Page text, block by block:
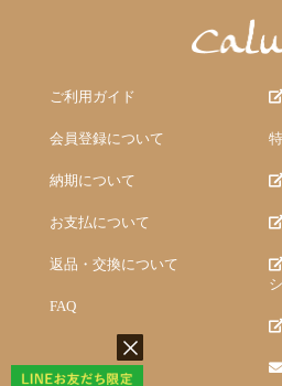
ご利用ガイド
会員登録について
納期について
お支払について
返品・交換について
FAQ